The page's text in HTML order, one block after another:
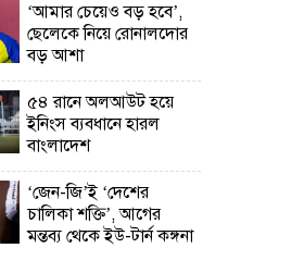
‘আমার চেয়েও বড় হবে’,
ছেলেকে নিয়ে রোনালদোর
বড় আশা
৫৪ রানে অলআউট হয়ে
ইনিংস ব্যবধানে হারল
বাংলাদেশ
‘জেন-জি’ই ‘দেশের
চালিকা শক্তি’, আগের
মন্তব্য থেকে ইউ-টার্ন কঙ্গনা